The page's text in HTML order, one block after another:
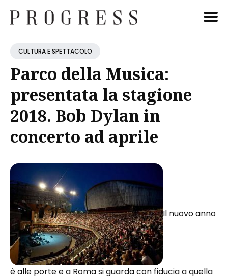
Cerca
CULTURA E SPETTACOLO
Parco della Musica:
presentata la stagione
2018. Bob Dylan in
concerto ad aprile
Il nuovo anno
è alle porte e a Roma si guarda con fiducia a quella